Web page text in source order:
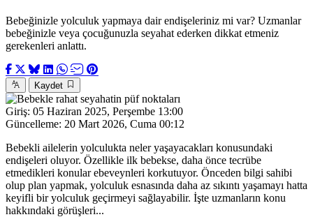
Bebeğinizle yolculuk yapmaya dair endişeleriniz mi var? Uzmanlar
bebeğinizle veya çocuğunuzla seyahat ederken dikkat etmeniz
gerekenleri anlattı.
Kaydet
Giriş: 05 Haziran 2025, Perşembe 13:00
Güncelleme: 20 Mart 2026, Cuma 00:12
Bebekli ailelerin yolculukta neler yaşayacakları konusundaki
endişeleri oluyor. Özellikle ilk bebekse, daha önce tecrübe
etmedikleri konular ebeveynleri korkutuyor. Önceden bilgi sahibi
olup plan yapmak, yolculuk esnasında daha az sıkıntı yaşamayı hatta
keyifli bir yolculuk geçirmeyi sağlayabilir. İşte uzmanların konu
hakkındaki görüşleri...